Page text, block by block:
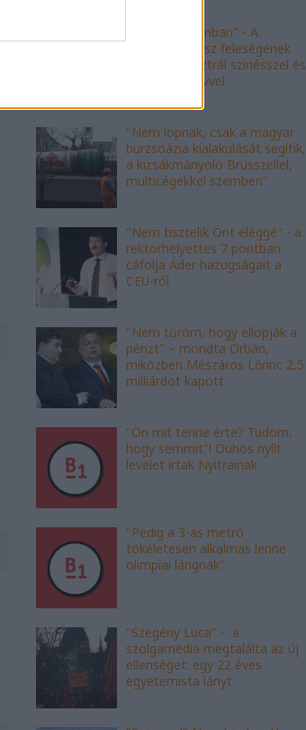
"nem kishazánban" - A
fideszes borász feleségének
esete az ausztrál színésszel és
az angol nyelvvel
"Nem lopnak, csak a magyar
burzsoázia kialakulását segítik,
a kizsákmányoló Brüsszellel,
multicégekkel szemben"
"Nem tisztelik Önt eléggé" - a
rektorhelyettes 7 pontban
cáfolja Áder hazugságait a
CEU-ról
"Nem tűröm, hogy ellopják a
pénzt" – mondta Orbán,
miközben Mészáros Lőrinc 2,5
milliárdot kapott
"Ön mit tenne érte? Tudom,
hogy semmit"! Dühös nyílt
levelet írtak Nyitrainak
"Pedig a 3-as metró
tökéletesen alkalmas lenne
olimpiai lángnak"
"Szegény Luca" - a
szolgamédia megtalálta az új
ellenséget: egy 22 éves
egyetemista lányt